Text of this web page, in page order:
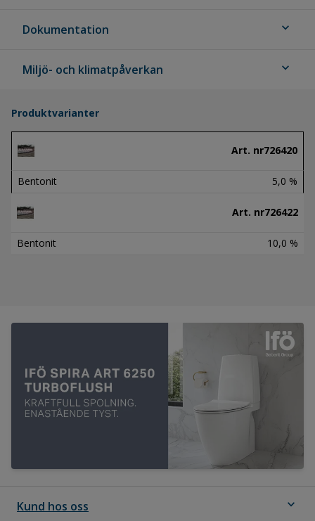
Dokumentation expand_more
Miljö- och klimatpåverkan expand_more
Produktvarianter
Art. nr726420
Bentonit 5,0 %
Art. nr726422
Bentonit 10,0 %
Kund hos oss expand_more